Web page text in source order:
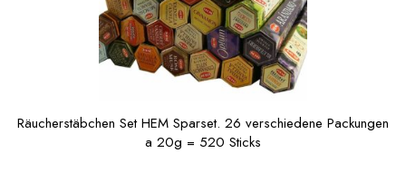
Räucherstäbchen Set HEM Sparset. 26 verschiedene Packungen
a 20g = 520 Sticks